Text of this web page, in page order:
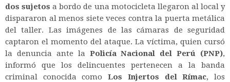
dos sujetos a bordo de una motocicleta llegaron al local y
dispararon al menos siete veces contra la puerta metálica
del taller. Las imágenes de las cámaras de seguridad
captaron el momento del ataque. La víctima, quien cursó
la denuncia ante la Policía Nacional del Perú (PNP),
informó que los delincuentes pertenecen a la banda
criminal conocida comoLos Injertos del Rímac, los